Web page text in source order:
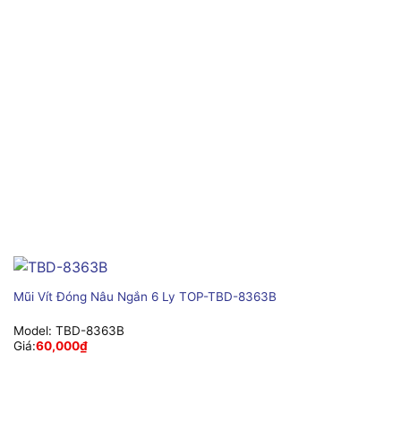
Mũi Vít Đóng Nâu Ngắn 6 Ly TOP-TBD-8363B
Model: TBD-8363B
Giá:60,000₫